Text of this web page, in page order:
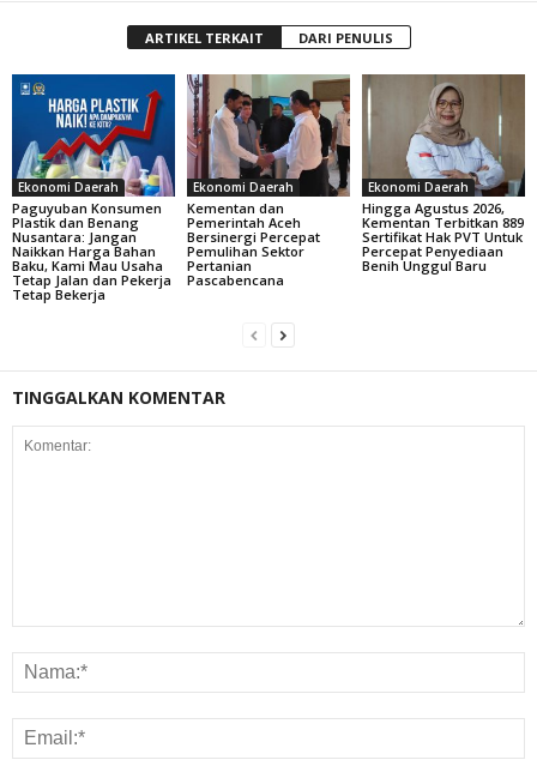
ARTIKEL TERKAIT DARI PENULIS
Ekonomi Daerah
Paguyuban Konsumen
Plastik dan Benang
Nusantara: Jangan
Naikkan Harga Bahan
Baku, Kami Mau Usaha
Tetap Jalan dan Pekerja
Tetap Bekerja
Ekonomi Daerah
Kementan dan
Pemerintah Aceh
Bersinergi Percepat
Pemulihan Sektor
Pertanian
Pascabencana
Ekonomi Daerah
Hingga Agustus 2026,
Kementan Terbitkan 889
Sertifikat Hak PVT Untuk
Percepat Penyediaan
Benih Unggul Baru
TINGGALKAN KOMENTAR